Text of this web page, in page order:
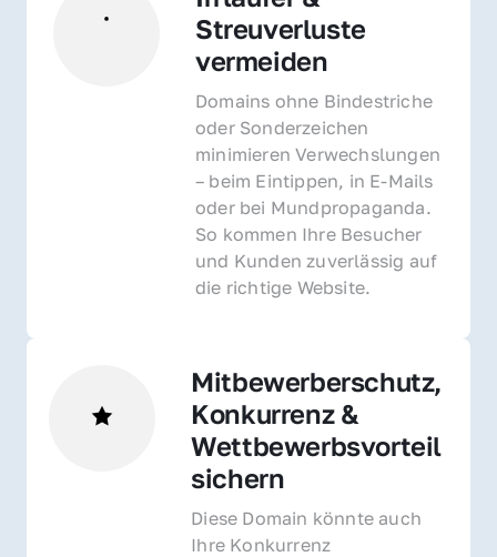
Streuverluste
vermeiden
Domains ohne Bindestriche
oder Sonderzeichen
minimieren Verwechslungen
– beim Eintippen, in E-Mails
oder bei Mundpropaganda.
So kommen Ihre Besucher
und Kunden zuverlässig auf
die richtige Website.
Mitbewerberschutz,
Konkurrenz &
Wettbewerbsvorteil
sichern
Diese Domain könnte auch
Ihre Konkurrenz